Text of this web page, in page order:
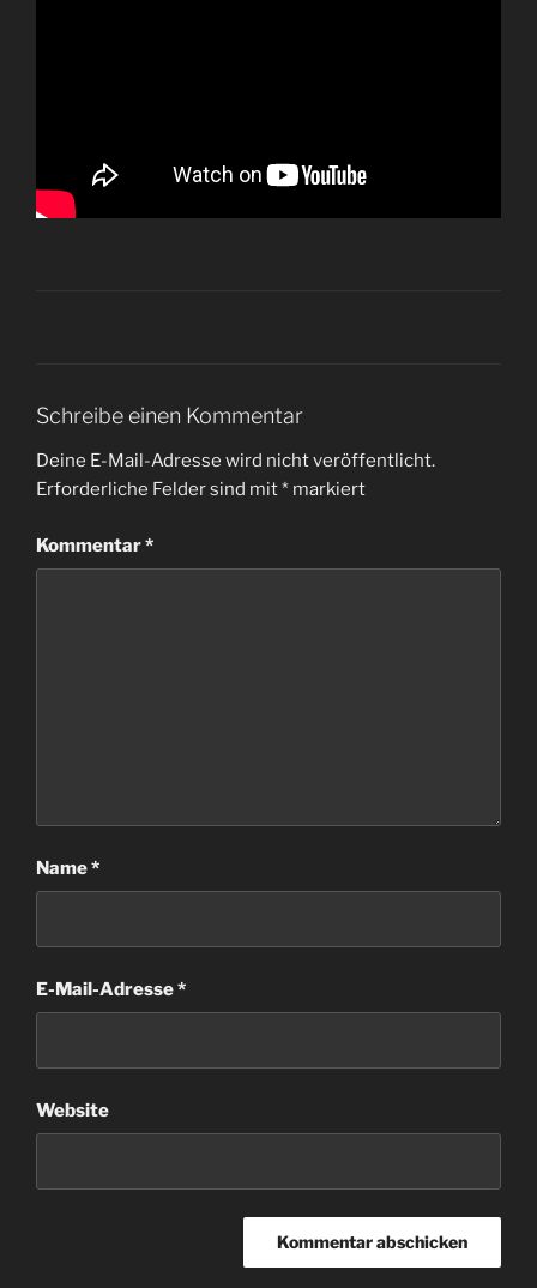
Schreibe einen Kommentar
Deine E-Mail-Adresse wird nicht veröffentlicht.
Erforderliche Felder sind mit* markiert
Kommentar*
Name*
E-Mail-Adresse*
Website